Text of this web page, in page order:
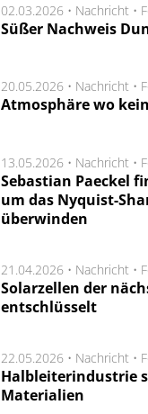
02.03.2026 • Nachricht •
Süßer Nachweis
20.05.2026 • Nachricht •
Atmosphäre wo
13.05.2026 • Nachricht •
Sebastian Paeckel
um das Nyquist-
überwinden
21.04.2026 • Nachricht •
Solarzellen der
entschlüsselt
22.05.2026 • Nachricht •
Halbleiterindustrie
Materialien